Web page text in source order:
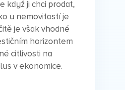
když ji chci prodat,
u nemovitostí je
je však vhodné
horizontem
citlivosti na
v ekonomice.